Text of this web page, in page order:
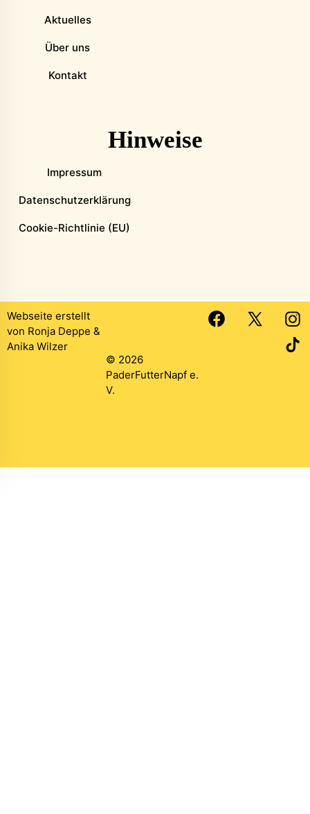
Aktuelles
Über uns
Kontakt
Hinweise
Impressum
Datenschutzerklärung
Cookie-Richtlinie (EU)
Webseite erstellt
von Ronja Deppe &
Anika Wilzer
© 2026
PaderFutterNapf e.
V.